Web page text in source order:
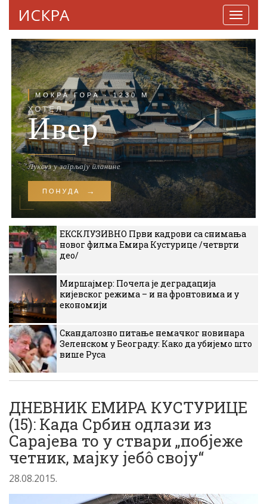
ИСКРА
ЕКСКЛУЗИВНО Први кадрови са снимања
новог филма Емира Кустурице /четврти
део/
Миршајмер: Почела је деградација
кијевског режима – и на фронтовима и у
економији
Скандалозно питање немачког новинара
Зеленском у Београду: Како да убијемо што
више Руса
ДНЕВНИК ЕМИРА КУСТУРИЦЕ
(15): Када Србин одлази из
Сарајева то у ствари „побјеже
четник, мајку јебô своју“
28.08.2015.